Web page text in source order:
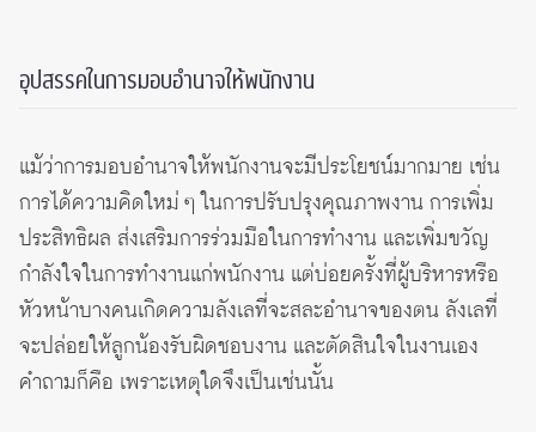
อุปสรรคในการมอบอำนาจให้พนักงาน
แม้ว่าการมอบอำนาจให้พนักงานจะมีประโยชน์มากมาย เช่น
การได้ความคิดใหม่ ๆ ในการปรับปรุงคุณภาพงาน การเพิ่ม
ประสิทธิผล ส่งเสริมการร่วมมือในการทำงาน และเพิ่มขวัญ
กำลังใจในการทำงานแก่พนักงาน แต่บ่อยครั้งที่ผู้บริหารหรือ
หัวหน้าบางคนเกิดความลังเลที่จะสละอำนาจของตน ลังเลที่
จะปล่อยให้ลูกน้องรับผิดชอบงาน และตัดสินใจในงานเอง
คำถามก็คือ เพราะเหตุใดจึงเป็นเช่นนั้น